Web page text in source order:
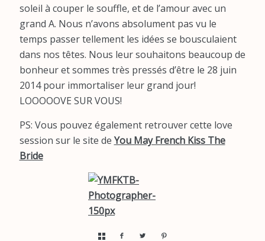
soleil à couper le souffle, et de l’amour avec un
grand A. Nous n’avons absolument pas vu le
temps passer tellement les idées se bousculaient
dans nos têtes. Nous leur souhaitons beaucoup de
bonheur et sommes très pressés d’être le 28 juin
2014 pour immortaliser leur grand jour!
LOOOOOVE SUR VOUS!
PS: Vous pouvez également retrouver cette love
session sur le site de You May French Kiss The
Bride